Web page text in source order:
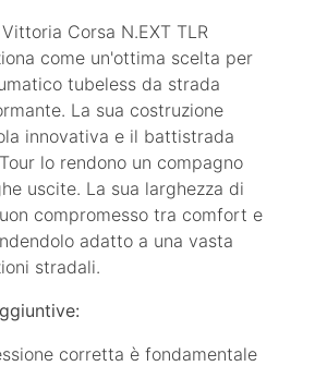
Corsa N.EXT TLR
come un'ottima scelta per
tubeless da strada
La sua costruzione
innovativa e il battistrada
lo rendono un compagno
uscite. La sua larghezza di
compromesso tra comfort e
adatto a una vasta
stradali.
corretta è fondamentale